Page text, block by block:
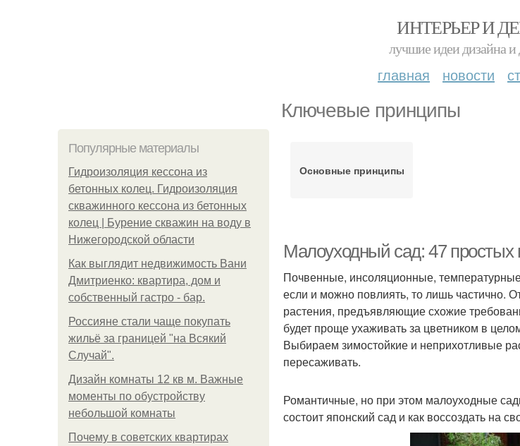
ИНТЕРЬЕР И
лучшие идеи дизайна и
главная новости
Ключевые принципы
Популярные материалы
Гидроизоляция кессона из
бетонных колец. Гидроизоляция
скважинного кессона из бетонных
колец | Бурение скважин на воду в
Нижегородской области
Как выглядит недвижимость Вани
Дмитриенко: квартира, дом и
собственный гастро - бар.
Россияне стали чаще покупать
жильё за границей "на Всякий
Случай".
Дизайн комнаты 12 кв м. Важные
моменты по обустройству
небольшой комнаты
Почему в советских квартирах
Основные принципы
Малоуходный сад: 47
Почвенные, инсоляционные,
если и можно повлиять, то лишь частично.
растения, предъявляющие схожие
будет проще ухаживать за цветником в
Выбираем зимостойкие и неприхотливые
пересаживать.
Романтичные, но при этом малоуходные
состоит японский сад и как воссоздать на